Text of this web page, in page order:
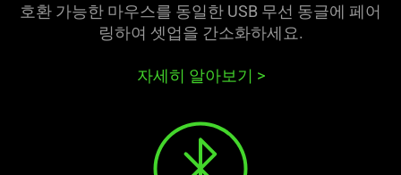
호환 가능한 마우스를 동일한 USB 무선 동글에 페어
링하여 셋업을 간소화하세요.
자세히 알아보기 >